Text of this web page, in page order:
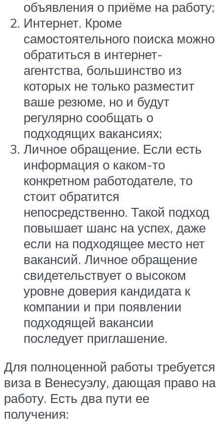
объявления о приёме на работу;
Интернет. Кроме
самостоятельного поиска можно
обратиться в интернет-
агентства, большинство из
которых не только разместит
ваше резюме, но и будут
регулярно сообщать о
подходящих вакансиях;
Личное обращение. Если есть
информация о каком-то
конкретном работодателе, то
стоит обратится
непосредственно. Такой подход
повышает шанс на успех, даже
если на подходящее место нет
вакансий. Личное обращение
свидетельствует о высоком
уровне доверия кандидата к
компании и при появлении
подходящей вакансии
последует приглашение.
Для полноценной работы требуется
виза в Венесуэлу, дающая право на
работу. Есть два пути ее
получения: